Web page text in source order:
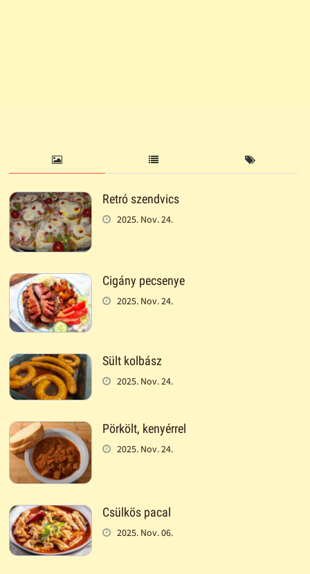
Retró szendvics
2025. Nov. 24.
Cigány pecsenye
2025. Nov. 24.
Sült kolbász
2025. Nov. 24.
Pörkölt, kenyérrel
2025. Nov. 24.
Csülkös pacal
2025. Nov. 06.